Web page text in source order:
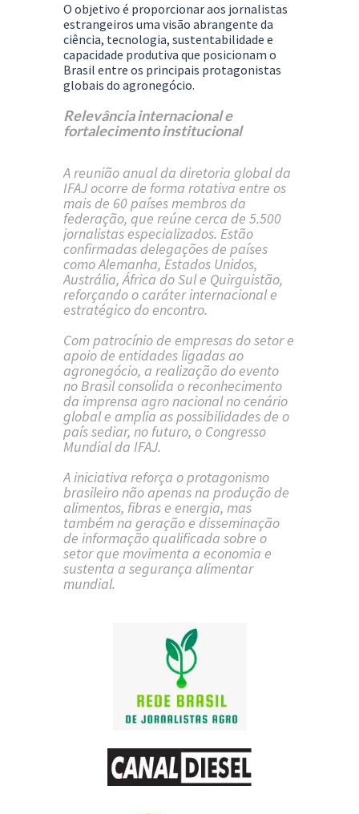
O objetivo é proporcionar aos jornalistas
estrangeiros uma visão abrangente da
ciência, tecnologia, sustentabilidade e
capacidade produtiva que posicionam o
Brasil entre os principais protagonistas
globais do agronegócio.
Relevância internacional e
fortalecimento institucional
A reunião anual da diretoria global da
IFAJ ocorre de forma rotativa entre os
mais de 60 países membros da
federação, que reúne cerca de 5.500
jornalistas especializados. Estão
confirmadas delegações de países
como Alemanha, Estados Unidos,
Austrália, África do Sul e Quirguistão,
reforçando o caráter internacional e
estratégico do encontro.
Com patrocínio de empresas do setor e
apoio de entidades ligadas ao
agronegócio, a realização do evento
no Brasil consolida o reconhecimento
da imprensa agro nacional no cenário
global e amplia as possibilidades de o
país sediar, no futuro, o Congresso
Mundial da IFAJ.
A iniciativa reforça o protagonismo
brasileiro não apenas na produção de
alimentos, fibras e energia, mas
também na geração e disseminação
de informação qualificada sobre o
setor que movimenta a economia e
sustenta a segurança alimentar
mundial.